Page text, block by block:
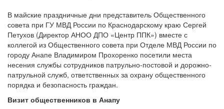
В майские праздничные дни представитель Общественного
совета при ГУ МВД России по Краснодарскому краю Сергей
Петухов (Директор АНОО ДПО «Центр ППК») вместе с
коллегой из Общественного совета при Отделе МВД России по
городу Анапе Владимиром Прохоренко посетили места
несения службы сотрудников патрульно-постовой и дорожно-
патрульной служб, ответственных за охрану общественного
порядка и безопасность граждан.
Визит общественников в Анапу